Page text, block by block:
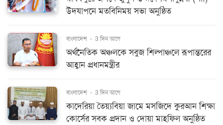
উদযাপনে মতবিনিময় সভা অনুষ্ঠিত
বাংলাদেশ - 3 দিন আগে
অর্থনৈতিক অঞ্চলকে সবুজ শিল্পাঞ্চলে রূপান্তরের
আহ্বান প্রধানমন্ত্রীর
বাংলাদেশ - 3 দিন আগে
কাদেরিয়া তৈয়্যবিয়া জামে মসজিদে কুরআন শিক্ষা
কোর্সের সবক প্রদান ও দোয়া মাহফিল অনুষ্ঠিত